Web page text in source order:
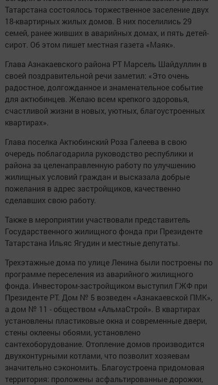
Татарстана состоялось торжественное заселение двух
18-квартирных жилых домов. В них поселились 29
семей, ранее живших в аварийных домах, и пять детей-
сирот. Об этом пишет местная газета «Маяк».
Глава Азнакаевского района РТ Марсель Шайдуллин в
своей поздравительной речи заметил: «Это очень
радостное, долгожданное и знаменательное событие
для актюбинцев. Желаю всем крепкого здоровья,
счастливой жизни в новых, уютных, благоустроенных
квартирах».
Глава поселка Актюбинский Роза Галеева в свою
очередь поблагодарила руководство республики и
района за целенаправленную работу по улучшению
жилищных условий граждан и высказала добрые
пожелания в адрес застройщиков, качественно
сделавших свою работу.
Также в мероприятии участвовали представитель
Государственного жилищного фонда при Президенте
Татарстана Ильяс Ягудин и местные депутаты.
Трехэтажные дома по улице Ленина были построены по
программе переселения из аварийного жилищного
фонда. Инвестором-застройщиком выступил ГЖФ при
Президенте РТ. Дом № 5 возведен «Азнакаевской ПМК»,
а дом № 11 - обществом «АльмаСтрой». В квартирах
установлены пластиковые окна и современные двери,
стены оклеены обоями, установлено
сантехоборудование. Отопление домов производится
двухконтурными котлами, что позволит хозяевам
значительно сэкономить. Благоустроена придомовая
территория: проложены асфальтированные дорожки,